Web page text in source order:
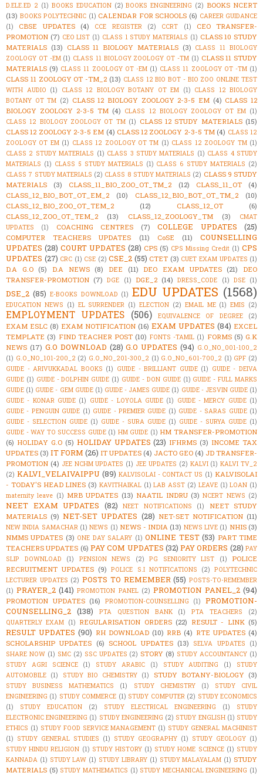
D.ELE.ED 2 (1) BOOKS EDUCATION (2) BOOKS ENGINEERING (2) BOOKS NCERT
(13) BOOKS POLYTECHNIC (1) CALENDAR FOR SCHOOLS (6) CAREER GUIDANCE
(1)
CBSE UPDATES (4) CCE REGISTER (2) CCRT (1)
CEO TRANSFER-
PROMOTION (7) CEO LIST (1) CLASS 1 STUDY MATERIALS (1) CLASS 10 STUDY
MATERIALS (13) CLASS 11 BIOLOGY MATERIALS (3) CLASS 11 BIOLOGY
ZOOLOGY OT -EM (1) CLASS 11 BIOLOGY ZOOLOGY OT -TM (1) CLASS 11 STUDY
MATERIALS (9) CLASS 11 ZOOLOGY OT -EM (1) CLASS 11 ZOOLOGY OT -TM (1)
CLASS 11 ZOOLOGY OT -TM_2 (13) CLASS 12 BIO BOT - BIO ZOO ONLINE TEST
WITH AUDIO (1) CLASS 12 BIOLOGY BOTANY OT EM (1) CLASS 12 BIOLOGY
BOTANY OT TM (2) CLASS 12 BIOLOGY ZOOLOGY 2-3-5 EM (4) CLASS 12
BIOLOGY ZOOLOGY 2-3-5 TM (4) CLASS 12 BIOLOGY ZOOLOGY OT EM (1)
CLASS 12 BIOLOGY ZOOLOGY OT TM (1) CLASS 12 STUDY MATERIALS (15)
CLASS 12 ZOOLOGY 2-3-5 EM (4) CLASS 12 ZOOLOGY 2-3-5 TM (4) CLASS 12
ZOOLOGY OT EM (1) CLASS 12 ZOOLOGY OT TM (1) CLASS 12 ZOOLOGY TM (1)
CLASS 2 STUDY MATERIALS (1) CLASS 3 STUDY MATERIALS (1) CLASS 4 STUDY
MATERIALS (1) CLASS 5 STUDY MATERIALS (1) CLASS 6 STUDY MATERIALS (2)
CLASS 7 STUDY MATERIALS (2) CLASS 8 STUDY MATERIALS (2) CLASS 9 STUDY
MATERIALS
(3) CLASS_11_BIO_ZOO_OT_TM_2 (12) CLASS_11_OT
(4)
CLASS_12_BIO_BOT_OT_EM_2
(10) CLASS_12_BIO_BOT_OT_TM_2
(10)
CLASS_12_BIO_ZOO_OT_TEM_2
(12) CLASS_12_OT
(6)
CLASS_12_ZOO_OT_TEM_2
(13) CLASS_12_ZOOLOGY_TM (3)
CMAT
UPDATES
(1) COACHING CENTRES (7) COLLEGE UPDATES (25)
COMPUTER TEACHERS UPDATES (11) CoSE (11)
COUNSELLING
UPDATES (28) COURT UPDATES (28) CPS (5) CPS Missing Credit (1) CPS
UPDATES (27) CRC (1) CSE (2) CSE_2 (55) CTET (3) CUET EXAM UPDATES (1)
D.A G.O (5) D.A NEWS (8) DEE (11) DEO EXAM UPDATES (21)
DEO
TRANSFER-PROMOTION (7) DGE (1) DGE_2 (14) DRESS_CODE (1) DSE (1)
DSE_2 (85) E-BOOKS DOWNLOAD (1) EDU UPDATES (1568)
EDUCATION NEWS (1) EL SURRENDER (1) ELECTION (2) EMAIL ME (1) EMIS (2)
EMPLOYMENT UPDATES (506) EQUIVALENCE OF DEGREE (2)
EXAM ESLC (8) EXAM NOTIFICATION (16) EXAM UPDATES (84) EXCEL
TEMPLATE (3) FIND TEACHER POST (10) FONTS -TAMIL (1) FORMS (5) G.K
NEWS (17) G.O DOWNLOAD (28) G.O UPDATES (94) G.O_NO_001-100_2
(1) G.O_NO_101-200_2 (2) G.O_NO_201-300_2 (1) G.O_NO_601-700_2 (1) GPF (2)
GUIDE - ARIVUKKADAL BOOKS (1) GUIDE - BRILLIANT GUIDE (1) GUIDE - DEIVA
GUIDE (1) GUIDE - DOLPHIN GUIDE (1) GUIDE - DON GUIDE (1) GUIDE - FULL MARKS
GUIDE (1) GUIDE - GEM GUIDE (1) GUIDE - JAMES GUIDE (1) GUIDE - JESVIN GUIDE (1)
GUIDE - KONAR GUIDE (1) GUIDE - LOYOLA GUIDE (1) GUIDE - MERCY GUIDE (1)
GUIDE - PENGUIN GUIDE (1) GUIDE - PREMIER GUIDE (1) GUIDE - SARAS GUIDE (1)
GUIDE - SELECTION GUIDE (1) GUIDE - SURA GUIDE (1) GUIDE - SURYA GUIDE (1)
GUIDE - WAY TO SUCCESS GUIDE (1) HM GUIDE (1) HM TRANSFER-PROMOTION
(6) HOLIDAY G.O (5) HOLIDAY UPDATES (23) IFHRMS (3) INCOME TAX
UPDATES (3) IT FORM (26) IT UPDATES (4) JACTO GEO (4) JD TRANSFER-
PROMOTION (4) JEE NCHM UPDATES (1) JEE UPDATES (2) KALVI (1) KALVI TV_2
(2) KALVI_VELAIVAIPPU (89) KALVISOLAI - CONTACT US (1) KALVISOLAI
- TODAY'S HEAD LINES (3) KAVITHAIKAL (1) LAB ASST (2) LEAVE (1) LOAN (1)
maternity leave (1) MRB UPDATES (13) NAATIL INDRU (3) NCERT NEWS (2)
NEET EXAM UPDATES (82) NEET NOTIFICATIONS (1)
NEET STUDY
MATERIALS (9) NET-SET UPDATES (28) NET-SET NOTIFICATION (11)
NEW INDIA SAMACHAR (1) NEWS (1) NEWS - INDIA (13) NEWS LIVE (1) NHIS (3)
NMMS UPDATES (3) ONE DAY SALARY (1) ONLINE TEST (53) PART TIME
TEACHERS UPDATES (6) PAY COM UPDATES (32) PAY ORDERS (28) PAY
SLIP DOWNLOAD
(1) PENSION NEWS (2) PG SENIORITY LIST (1)
POLICE
RECRUITMENT UPDATES (9) POLICE S.I NOTIFICATIONS (2) POLYTECHNIC
LECTURER UPDATES (2) POSTS TO REMEMBER (55) POSTS-TO-REMEMBER
(1) PRAYER_2 (141) PROMOTION PANEL (2) PROMOTION PANEL_2 (94)
PROMOTION UPDATES (16) PROMOTION-COUNSELLING (1)
PROMOTION-
COUNSELLING_2 (138) PTA QUESTION BANK (1) PTA TEACHERS
(2)
QUARTERLY EXAM (1) REGULARISATION ORDERS (22) RESULT - LINK (5)
RESULT UPDATES (90) RH DOWNLOAD (10) RRB (4) RTE UPDATES (4)
SCHOLARSHIP UPDATES (6) SCHOOL UPDATES (13) SELVA UPDATES
(1)
SHARE NOW (1) SMC (2) SSC UPDATES (2) STORY (8) STUDY ACCOUNTANCY (1)
STUDY AGRI SCIENCE
(1) STUDY ARABIC (1) STUDY AUDITING (1)
STUDY
AUTOMOBILE (1) STUDY BIO CHEMISTRY (1) STUDY BOTANY-BIOLOGY (3)
STUDY BUSINESS MATHEMATICS (1) STUDY CHEMISTRY (1)
STUDY CIVIL
ENGINEERING (1) STUDY COMMERCE (1) STUDY COMPUTER (2) STUDY ECONOMICS
(1)
STUDY EDUCATION (2) STUDY ELECTRICAL ENGINEERING (1)
STUDY
ELECTRONIC ENGINEERING (1) STUDY ENGINEERING (2) STUDY ENGLISH (1) STUDY
ETHICS (1) STUDY FOOD SERVICE MANAGEMENT (1) STUDY GENERAL MACHINIST
(1) STUDY GENERAL STUDIES (1) STUDY GEOGRAPHY (1) STUDY GEOLOGY (1)
STUDY HINDU RELIGION (1) STUDY HISTORY (1) STUDY HOME SCIENCE (1) STUDY
KANNADA (1) STUDY LAW (1) STUDY LIBRARY (1) STUDY MALAYALAM (1) STUDY
MATERIALS (5) STUDY MATHEMATICS (1) STUDY MECHANICAL ENGINEERING (1)